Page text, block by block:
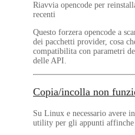
Riavvia opencode per
recenti
Questo forzera opencode a
dei pacchetti provider, cosa
compatibilita con parametri
delle API.
Copia/incolla non
Su Linux e necessario avere
utility per gli appunti